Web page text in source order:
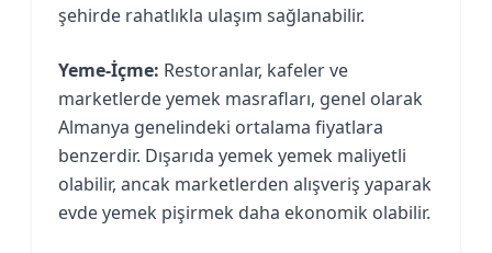
şehirde rahatlıkla ulaşım sağlanabilir.
Yeme-İçme: Restoranlar, kafeler ve
marketlerde yemek masrafları, genel olarak
Almanya genelindeki ortalama fiyatlara
benzerdir. Dışarıda yemek yemek maliyetli
olabilir, ancak marketlerden alışveriş yaparak
evde yemek pişirmek daha ekonomik olabilir.